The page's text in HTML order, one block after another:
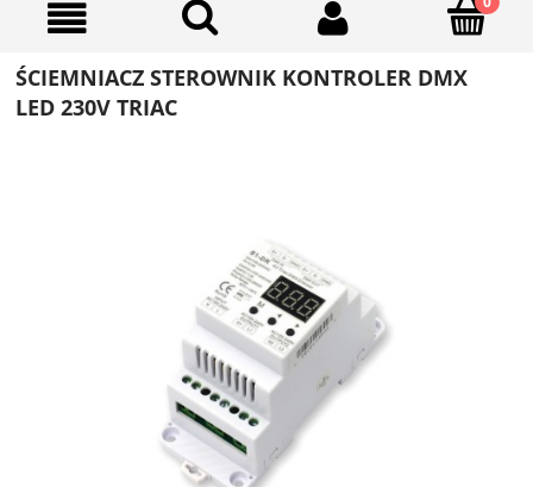
ŚCIEMNIACZ STEROWNIK KONTROLER DMX
LED 230V TRIAC